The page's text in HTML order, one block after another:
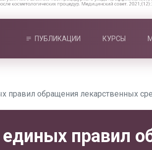
ПУБЛИКАЦИИ КУРСЫ
правил обращения лекарственных
правил